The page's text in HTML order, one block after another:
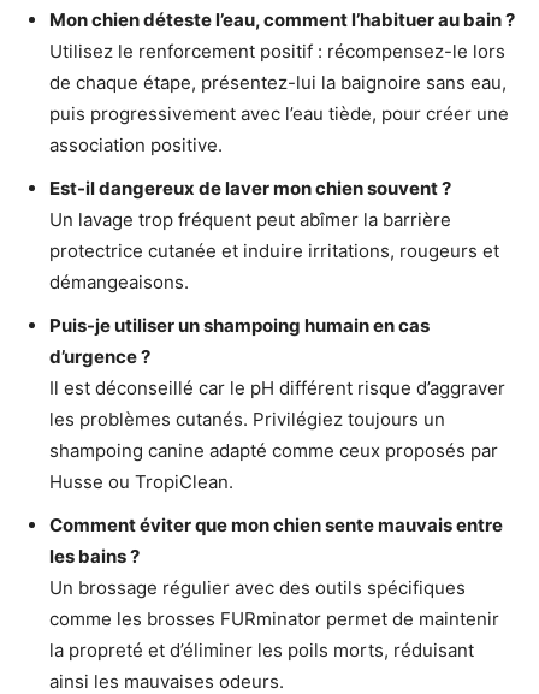
Mon chien déteste l’eau, comment l’habituer au bain ?
Utilisez le renforcement positif : récompensez-le lors
de chaque étape, présentez-lui la baignoire sans eau,
puis progressivement avec l’eau tiède, pour créer une
association positive.
Est-il dangereux de laver mon chien souvent ?
Un lavage trop fréquent peut abîmer la barrière
protectrice cutanée et induire irritations, rougeurs et
démangeaisons.
Puis-je utiliser un shampoing humain en cas
d’urgence ?
Il est déconseillé car le pH différent risque d’aggraver
les problèmes cutanés. Privilégiez toujours un
shampoing canine adapté comme ceux proposés par
Husse ou TropiClean.
Comment éviter que mon chien sente mauvais entre
les bains ?
Un brossage régulier avec des outils spécifiques
comme les brosses FURminator permet de maintenir
la propreté et d’éliminer les poils morts, réduisant
ainsi les mauvaises odeurs.